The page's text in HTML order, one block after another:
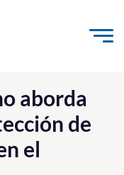
aborda
de
el